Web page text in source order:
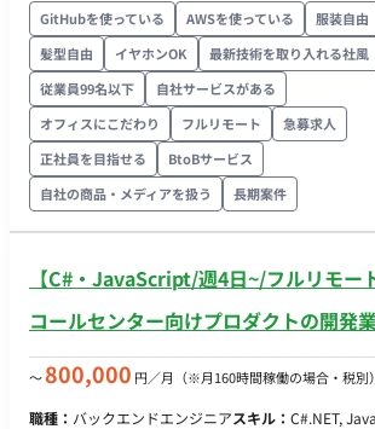
の設計・実装を担当いただけるハイクラスな
します。 ■ 具体的な業務 ・現行アプリ（Flutter/WebView）か
らReact Nativeへのリプレイスにおける設計
ントエンドチーム（React採用）と連携した
ントの設計やナレッジ共有 ・ネイティブアプ
善、パフォーマンスチューニング ■ 必須スキル ・React Native
を用いたiOS/Androidアプリの開発・リリー
TypeScriptを用いた開発経験 ・詳細設計〜実
一連の経験 ■ 尚可スキル ・Swift/Kotlinなどのネイティブ言語
の知見 ・既存アプリのリプレイス、または
上げ経験 ・CI/CD環境の構築・運用経験
GitHubを使っている AWSを使っている
服装自由
髪型自由
イヤホンOK
最新技術を取り入れる社風
従業員99名以下
自社サービスがある
オフィスにこだわり
フルリモート
急募求人
正社員を目指せる
BtoBサービス
自社の商品・メディアを扱う
長期案件
【C#・JavaScript/週4日~/フルリモー
コールセンター向けプロダクトの開発
〜800,000 円／月 （※月160時間稼働の場合・税別）
職種： バックエンドエンジニアスキル： C#.NET,